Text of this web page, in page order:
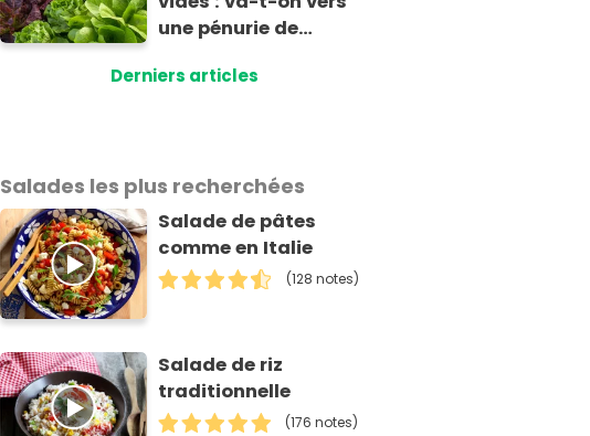
une pénurie de
Derniers articles
Salades les plus recherchées
Salade de pâtes
comme en Italie
(128 notes)
Salade de riz
traditionnelle
(176 notes)